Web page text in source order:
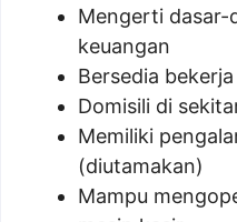
Mengerti dasar-
keuangan
Bersedia
Domisili di
Memiliki
(diutamakan)
Mampu